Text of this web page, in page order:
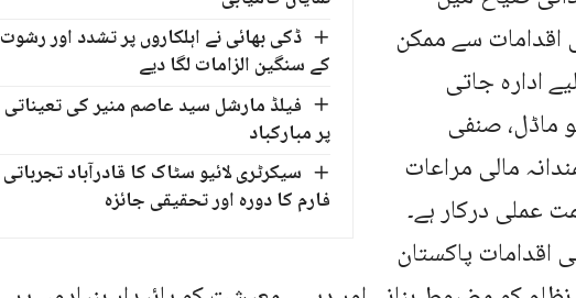
ڈکی بھائی نے اہلکاروں پر تشدد اور رشوت
کے سنگین الزامات لگا دیے
فیلڈ مارشل سید عاصم منیر کی تعیناتی
پر مبارکباد
سیکرٹری لائیو سٹاک کا قادرآباد تجرباتی
فارم کا دورہ اور تحقیقی جائزہ
سے ممکن
ادارہ جاتی
ماڈل، صنفی
مالی مراعات
عملی درکار ہے۔
اقدامات پاکستان